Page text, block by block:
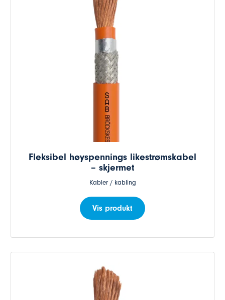
Fleksibel høyspennings likestrømskabel
– skjermet
Kabler / kabling
Vis produkt